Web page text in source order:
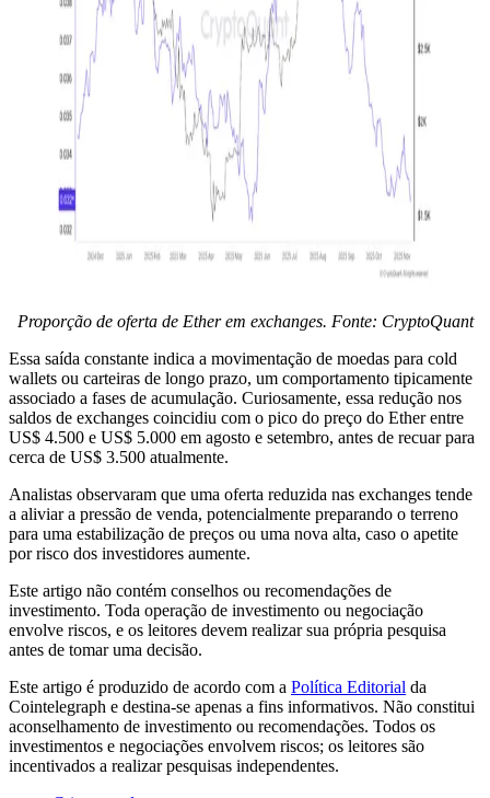
Proporção de oferta de Ether em exchanges. Fonte: CryptoQuant
Essa saída constante indica a movimentação de moedas para cold
wallets ou carteiras de longo prazo, um comportamento tipicamente
associado a fases de acumulação. Curiosamente, essa redução nos
saldos de exchanges coincidiu com o pico do preço do Ether entre
US$ 4.500 e US$ 5.000 em agosto e setembro, antes de recuar para
cerca de US$ 3.500 atualmente.
Analistas observaram que uma oferta reduzida nas exchanges tende
a aliviar a pressão de venda, potencialmente preparando o terreno
para uma estabilização de preços ou uma nova alta, caso o apetite
por risco dos investidores aumente.
Este artigo não contém conselhos ou recomendações de
investimento. Toda operação de investimento ou negociação
envolve riscos, e os leitores devem realizar sua própria pesquisa
antes de tomar uma decisão.
Este artigo é produzido de acordo com a Política Editorial da
Cointelegraph e destina-se apenas a fins informativos. Não constitui
aconselhamento de investimento ou recomendações. Todos os
investimentos e negociações envolvem riscos; os leitores são
incentivados a realizar pesquisas independentes.